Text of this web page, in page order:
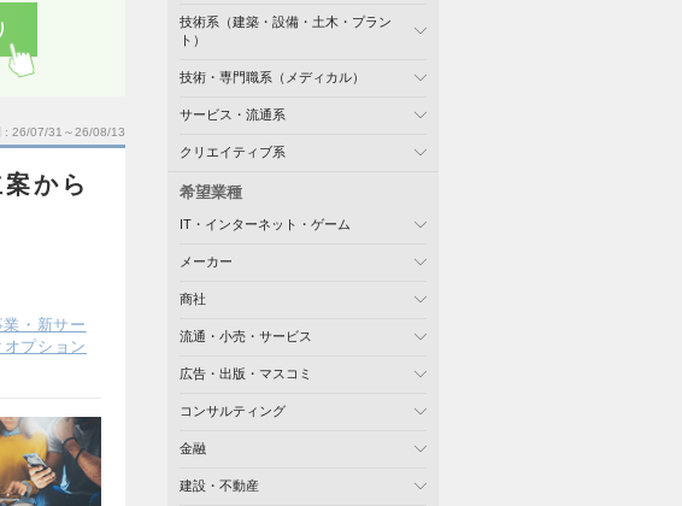
26/07/31～26/08/13
から
業・新サー
オプション
技術系（建築・設備・土木・プラン
ト）
技術・専門職系（メディカル）
サービス・流通系
クリエイティブ系
希望業種
IT・インターネット・ゲーム
メーカー
商社
流通・小売・サービス
広告・出版・マスコミ
コンサルティング
金融
建設・不動産